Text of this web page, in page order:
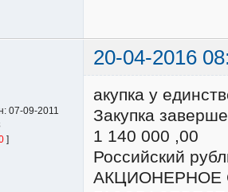
20-04-2016
07-09-2011
]
акупка у
Закупка
1 140 000 ,00
Российский
АКЦИОНЕРНОЕ